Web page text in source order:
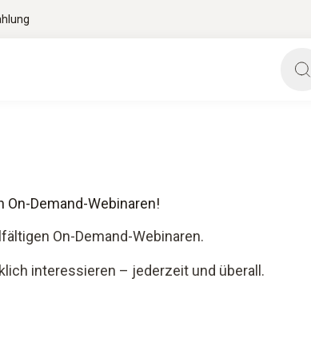
Demand-Webinaren!
On-Demand-Webinaren.
interessieren – jederzeit und überall.